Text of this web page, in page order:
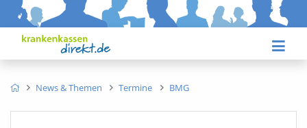
News & Themen Termine BMG